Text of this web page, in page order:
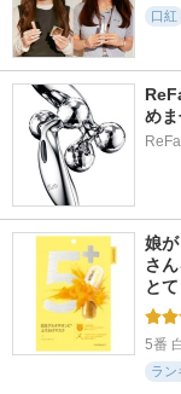
口紅
めま
ReFa
娘
さ
と
5番
ラン